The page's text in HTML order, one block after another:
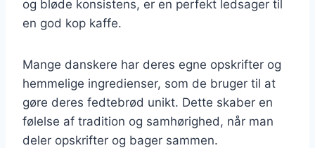
og bløde konsistens, er en perfekt ledsager til
en god kop kaffe.
Mange danskere har deres egne opskrifter og
hemmelige ingredienser, som de bruger til at
gøre deres fedtebrød unikt. Dette skaber en
følelse af tradition og samhørighed, når man
deler opskrifter og bager sammen.